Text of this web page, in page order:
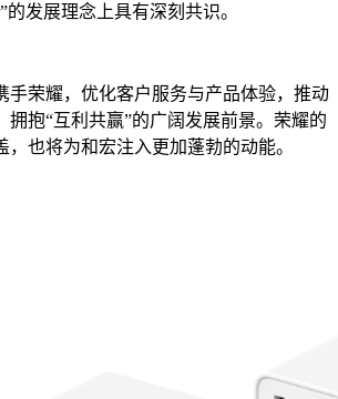
发展理念上具有深刻共识。
手荣耀，优化客户服务与产品体验，推动
拥抱“互利共赢”的广阔发展前景。荣耀的
，也将为和宏注入更加蓬勃的动能。